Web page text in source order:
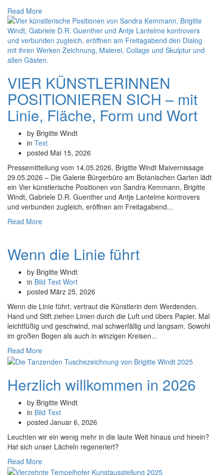
Read More
VIER KÜNSTLERINNEN
POSITIONIEREN SICH – mit
Linie, Fläche, Form und Wort
by Brigitte Windt
in Text
posted Mai 15, 2026
Pressemitteilung vom 14.05.2026, Brigitte Windt Maivernissage
29.05.2026 – Die Galerie Bürgerbüro am Botanischen Garten lädt
ein Vier künstlerische Positionen von Sandra Kemmann, Brigitte
Windt, Gabriele D.R. Guenther und Antje Lantelme kontrovers
und verbunden zugleich, eröffnen am Freitagabend...
Read More
Wenn die Linie führt
by Brigitte Windt
in Bild Text Wort
posted März 25, 2026
Wenn die Linie führt, vertraut die Künstlerin dem Werdenden.
Hand und Stift ziehen Linien durch die Luft und übers Papier. Mal
leichtfüßig und geschwind, mal schwerfällig und langsam. Sowohl
im großen Bogen als auch in winzigen Kreisen...
Read More
Herzlich willkommen in 2026
by Brigitte Windt
in Bild Text
posted Januar 6, 2026
Leuchten wir ein wenig mehr in die laute Welt hinaus und hinein?
Hat sich unser Lächeln regeneriert?
Read More